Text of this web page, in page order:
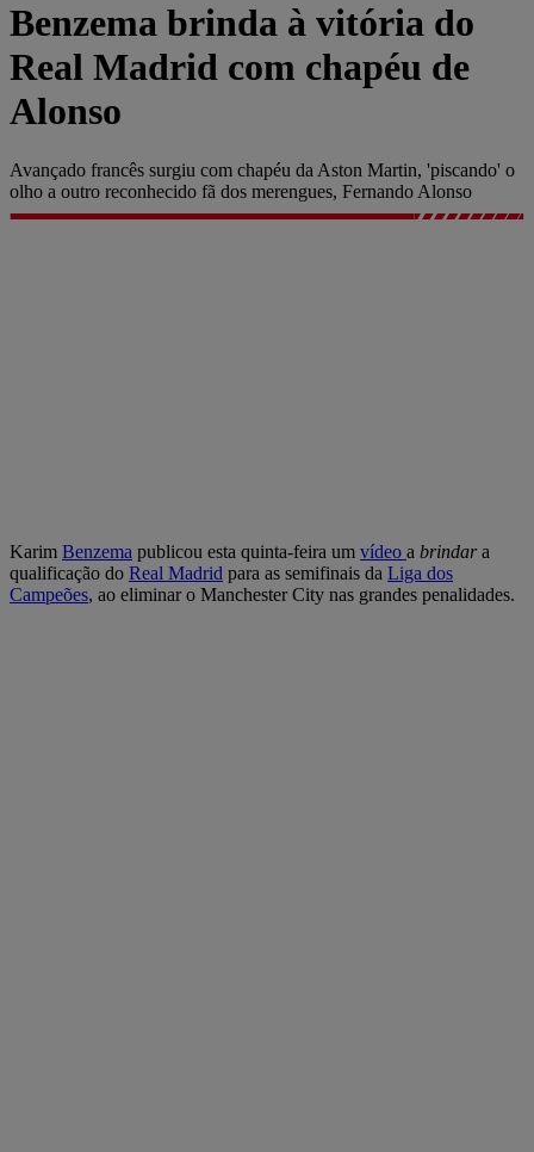
Benzema brinda à vitória do
Real Madrid com chapéu de
Alonso
Avançado francês surgiu com chapéu da Aston Martin, 'piscando' o
olho a outro reconhecido fã dos merengues, Fernando Alonso
Karim Benzema publicou esta quinta-feira um vídeo a brindara
qualificação do Real Madrid para as semifinais da Liga dos
Campeões, ao eliminar o Manchester City nas grandes penalidades.